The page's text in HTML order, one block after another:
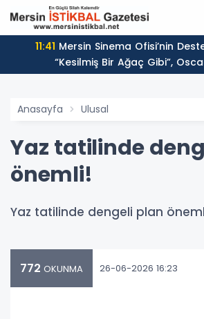
11:41
“Kesilmiş Bir Ağaç Gibi”,
Anasayfa Ulusal
Yaz tatilinde
önemli!
Yaz tatilinde dengeli plan
772 OKUNMA 26-06-2026 16:23